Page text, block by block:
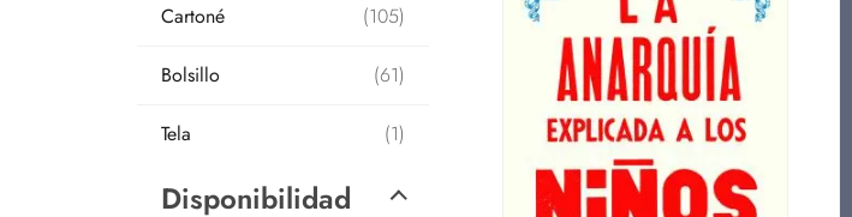
Cartoné (105)
Bolsillo (61)
Tela (1)
Disponibilidad